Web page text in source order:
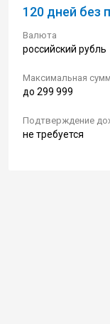
120 дней без
Валюта
российский рубль
Максимальная
до 299 999
Подтверждение
не требуется